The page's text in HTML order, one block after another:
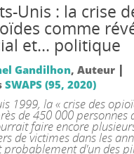
Unis : la crise
comme
et... politique
Gandilhon, Auteur |
SWAPS (95, 2020)
1999, la « crise des
de 450 000 personnes
faire encore
de victimes dans les
probablement d'un des